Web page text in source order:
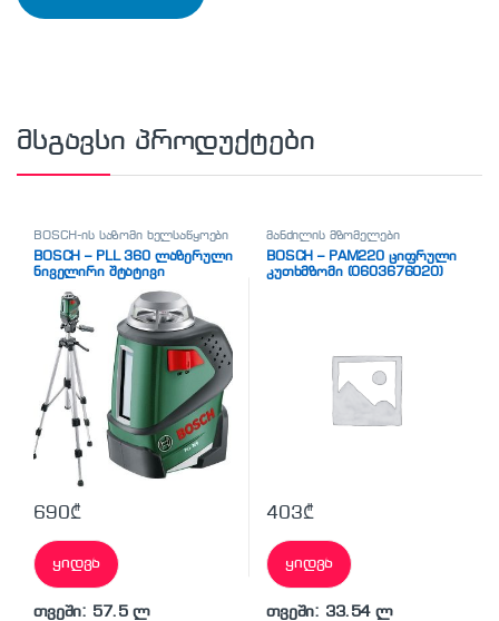
მსგავსი პროდუქტები
BOSCH-ის საზომი ხელსაწყოები
BOSCH – PLL 360 ლაზერული
ნიველირი შტატივი
690₾
ყიდვა
თვეში: 57.5 ლ
მანძილის მზომელები
BOSCH – PAM220 ციფრული
კუთხმზომი (0603676020)
403₾
ყიდვა
თვეში: 33.54 ლ